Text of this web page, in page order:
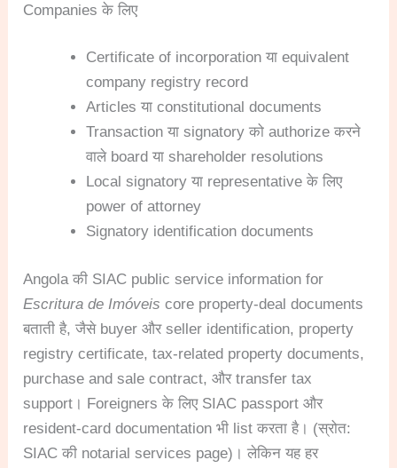
Companies के लिए
Certificate of incorporation या equivalent
company registry record
Articles या constitutional documents
Transaction या signatory को authorize करने
वाले board या shareholder resolutions
Local signatory या representative के लिए
power of attorney
Signatory identification documents
Angola की SIAC public service information for
Escritura de Imóveis core property-deal documents
बताती है, जैसे buyer और seller identification, property
registry certificate, tax-related property documents,
purchase and sale contract, और transfer tax
support। Foreigners के लिए SIAC passport और
resident-card documentation भी list करता है। (स्रोत:
SIAC की notarial services page)। लेकिन यह हर